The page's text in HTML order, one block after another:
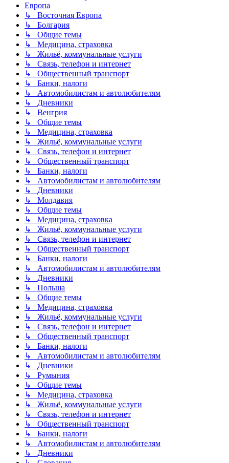
Европа
↳ Восточная Европа
↳ Болгария
↳ Общие темы
↳ Медицина, страховка
↳ Жильё, коммунальные услуги
↳ Связь, телефон и интернет
↳ Общественный транспорт
↳ Банки, налоги
↳ Автомобилистам и автолюбителям
↳ Дневники
↳ Венгрия
↳ Общие темы
↳ Медицина, страховка
↳ Жильё, коммунальные услуги
↳ Связь, телефон и интернет
↳ Общественный транспорт
↳ Банки, налоги
↳ Автомобилистам и автолюбителям
↳ Дневники
↳ Молдавия
↳ Общие темы
↳ Медицина, страховка
↳ Жильё, коммунальные услуги
↳ Связь, телефон и интернет
↳ Общественный транспорт
↳ Банки, налоги
↳ Автомобилистам и автолюбителям
↳ Дневники
↳ Польша
↳ Общие темы
↳ Медицина, страховка
↳ Жильё, коммунальные услуги
↳ Связь, телефон и интернет
↳ Общественный транспорт
↳ Банки, налоги
↳ Автомобилистам и автолюбителям
↳ Дневники
↳ Румыния
↳ Общие темы
↳ Медицина, страховка
↳ Жильё, коммунальные услуги
↳ Связь, телефон и интернет
↳ Общественный транспорт
↳ Банки, налоги
↳ Автомобилистам и автолюбителям
↳ Дневники